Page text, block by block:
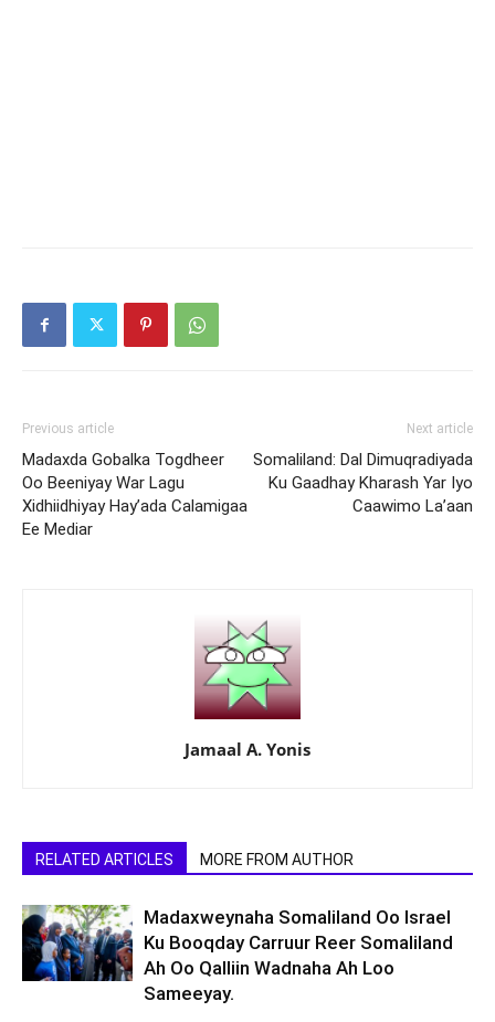
Previous article
Madaxda Gobalka Togdheer
Oo Beeniyay War Lagu
Xidhiidhiyay Hay’ada Calamigaa
Ee Mediar
Next article
Somaliland: Dal Dimuqradiyada
Ku Gaadhay Kharash Yar Iyo
Caawimo La’aan
Jamaal A. Yonis
RELATED ARTICLES MORE FROM AUTHOR
Madaxweynaha Somaliland Oo Israel
Ku Booqday Carruur Reer Somaliland
Ah Oo Qalliin Wadnaha Ah Loo
Sameeyay.